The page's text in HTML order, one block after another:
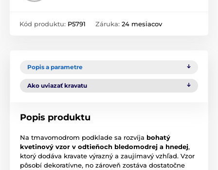
Kód produktu: P5791 Záruka: 24 mesiacov
Popis a parametre
Ako uviazať kravatu
Popis produktu
Na tmavomodrom podklade sa rozvíja bohatý
kvetinový vzor v odtieňoch bledomodrej a hnedej,
ktorý dodáva kravate výrazný a zaujímavý vzhľad. Vzor
pôsobí dekoratívne, no zároveň zostáva dostatočne